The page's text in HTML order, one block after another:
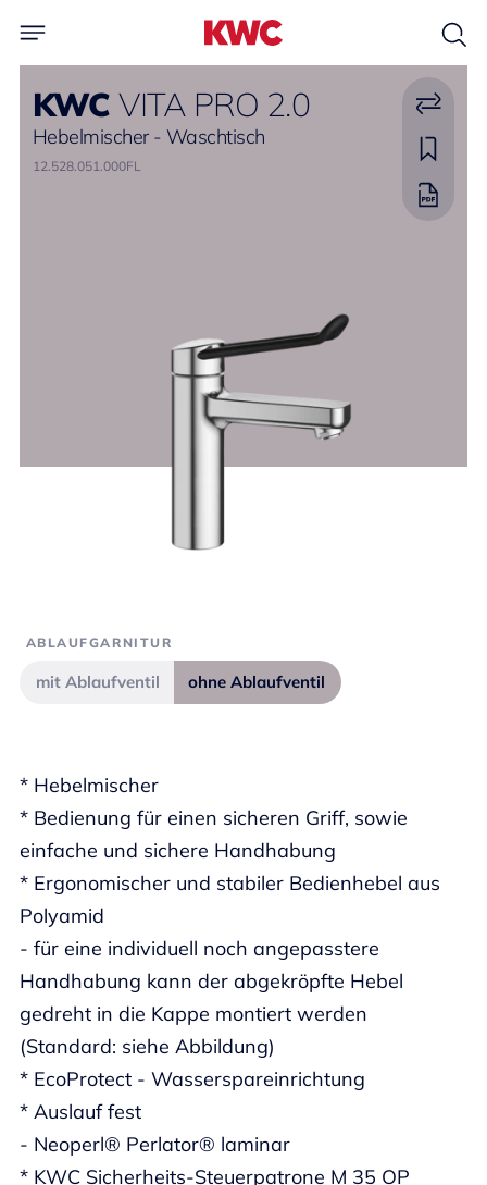
KWCVITA PRO 2.0
Hebelmischer - Waschtisch
12.528.051.000FL
* Hebelmischer
* Bedienung für einen sicheren Griff, sowie
einfache und sichere Handhabung
* Ergonomischer und stabiler Bedienhebel aus
Polyamid
- für eine individuell noch angepasstere
Handhabung kann der abgekröpfte Hebel
gedreht in die Kappe montiert werden
(Standard: siehe Abbildung)
* EcoProtect - Wasserspareinrichtung
* Auslauf fest
- Neoperl® Perlator® laminar
* KWC Sicherheits-Steuerpatrone M 35 OP
ABLAUFGARNITUR
mit Ablaufventil ohne Ablaufventil